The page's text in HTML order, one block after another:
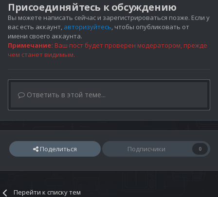
Присоединяйтесь к обсуждению
Вы можете написать сейчас и зарегистрироваться позже. Если у
вас есть аккаунт, авторизуйтесь, чтобы опубликовать от
имени своего аккаунта.
Примечание: Ваш пост будет проверен модератором, прежде
чем станет видимым.
Ответить в этой теме...
Поделиться Подписчики 0
Перейти к списку тем